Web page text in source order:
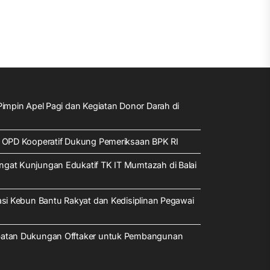
Apel Pagi dan Kegiatan Donor Darah di
Kooperatif Dukung Pemeriksaan BPK RI
Kunjungan Edukatif TK IT Mumtazah di Balai
Kebun Bantu Rakyat dan Kedisiplinan Pegawai
Dukungan Offtaker untuk Pembangunan